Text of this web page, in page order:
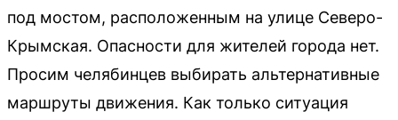
под мостом, расположенным на улице Северо-
Крымская. Опасности для жителей города нет.
Просим челябинцев выбирать альтернативные
маршруты движения. Как только ситуация